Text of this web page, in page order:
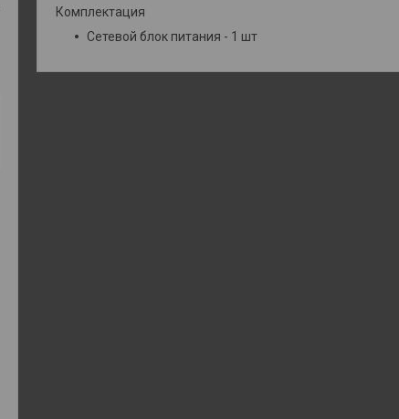
Комплектация
Сетевой блок питания - 1 шт